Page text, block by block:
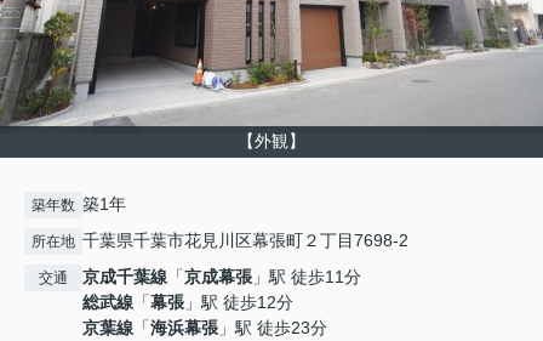
【外観】
築年数 築1年
所在地 千葉県千葉市花見川区幕張町２丁目7698-2
交通 京成千葉線 「京成幕張 」駅 徒歩11分
総武線 「幕張 」駅 徒歩12分
京葉線 「海浜幕張 」駅 徒歩23分